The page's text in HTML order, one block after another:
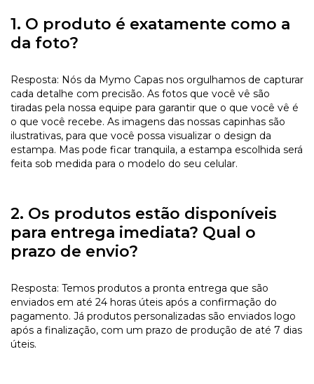
1. O produto é exatamente como a
da foto?
Resposta: Nós da Mymo Capas nos orgulhamos de capturar
cada detalhe com precisão. As fotos que você vê são
tiradas pela nossa equipe para garantir que o que você vê é
o que você recebe. As imagens das nossas capinhas são
ilustrativas, para que você possa visualizar o design da
estampa. Mas pode ficar tranquila, a estampa escolhida será
feita sob medida para o modelo do seu celular.
2. Os produtos estão disponíveis
para entrega imediata? Qual o
prazo de envio?
Resposta: Temos produtos a pronta entrega que são
enviados em até 24 horas úteis após a confirmação do
pagamento. Já produtos personalizadas são enviados logo
após a finalização, com um prazo de produção de até 7 dias
úteis.